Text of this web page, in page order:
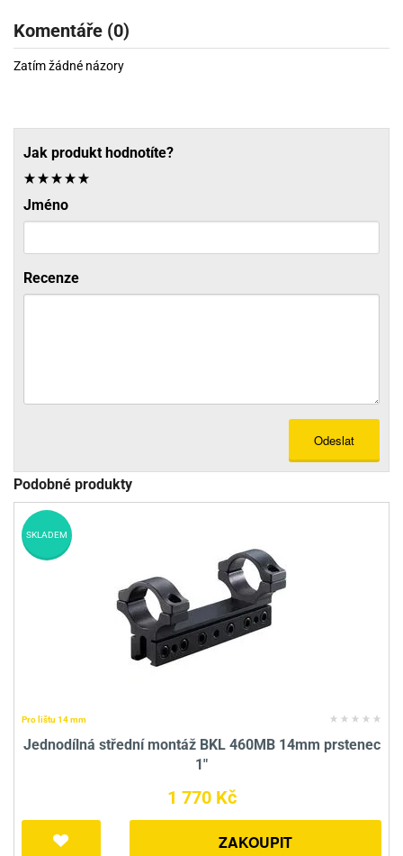
Komentáře (0)
Zatím žádné názory
Jak produkt hodnotíte?
Jméno
Recenze
Odeslat
Podobné produkty
Pro lištu 14 mm
Jednodílná střední montáž BKL 460MB 14mm prstenec
1"
1 770 Kč
ZAKOUPIT
SKLADEM